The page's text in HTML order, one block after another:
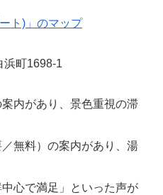
ト)」のマップ
浜町1698-1
内があり、景色重視の滞
無料）の案内があり、湯
心で満足」といった声が